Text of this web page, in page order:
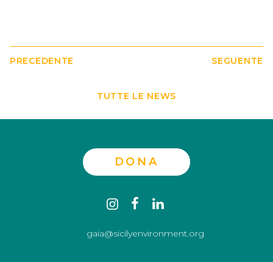
PRECEDENTE
TUTTE LE NEWS
SEGUENTE
DONA
instagram
facebook
gaia@sicilyenvironment.org